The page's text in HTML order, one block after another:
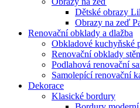
Dětské obrazy
Obrazy na zeď
Renovační obklady a dlažba
Obkladové kuchyňské
Renovační obklady stěn
Podlahová renovační
Samolepící renovační
Dekorace
Klasické bordury